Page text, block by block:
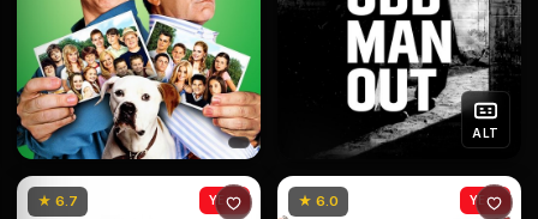
ALT
★ 6.7 YENİ ★ 6.0 YENİ